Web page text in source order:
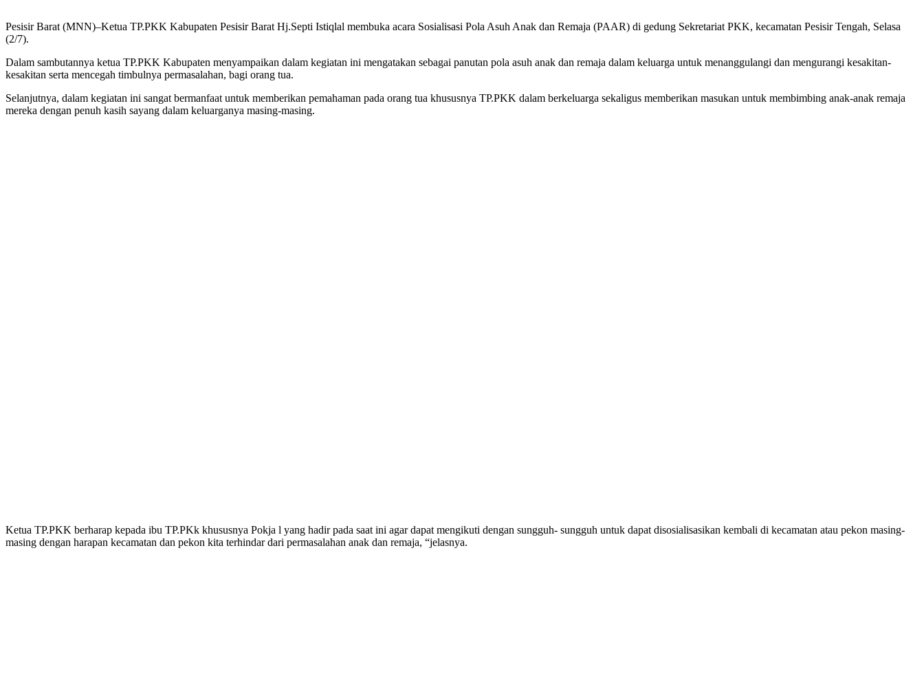
Pesisir Barat (MNN)–Ketua TP.PKK Kabupaten Pesisir Barat Hj.Septi Istiqlal membuka acara Sosialisasi Pola Asuh Anak dan Remaja (PAAR) di gedung Sekretariat PKK, kecamatan Pesisir Tengah, Selasa
(2/7).
Dalam sambutannya ketua TP.PKK Kabupaten menyampaikan dalam kegiatan ini mengatakan sebagai panutan pola asuh anak dan remaja dalam keluarga untuk menanggulangi dan mengurangi kesakitan-
kesakitan serta mencegah timbulnya permasalahan, bagi orang tua.
Selanjutnya, dalam kegiatan ini sangat bermanfaat untuk memberikan pemahaman pada orang tua khususnya TP.PKK dalam berkeluarga sekaligus memberikan masukan untuk membimbing anak-anak remaja
mereka dengan penuh kasih sayang dalam keluarganya masing-masing.
Ketua TP.PKK berharap kepada ibu TP.PKk khususnya Pokja l yang hadir pada saat ini agar dapat mengikuti dengan sungguh- sungguh untuk dapat disosialisasikan kembali di kecamatan atau pekon masing-
masing dengan harapan kecamatan dan pekon kita terhindar dari permasalahan anak dan remaja, “jelasnya.